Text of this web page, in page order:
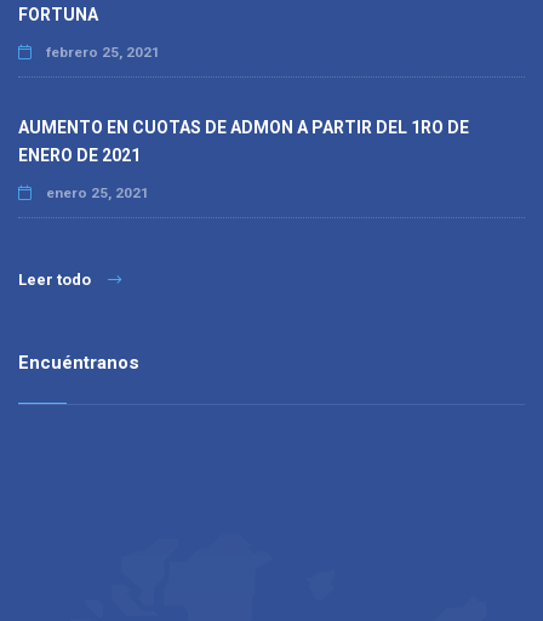
FORTUNA
febrero 25, 2021
AUMENTO EN CUOTAS DE ADMON A PARTIR DEL 1RO DE
ENERO DE 2021
enero 25, 2021
Leer todo
Encuéntranos